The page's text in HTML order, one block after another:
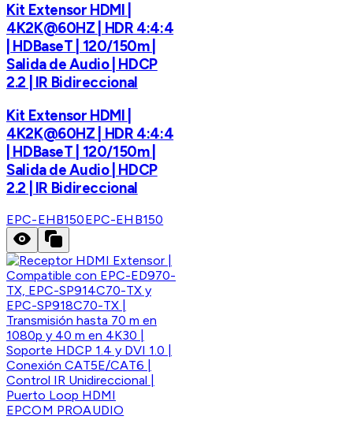
Kit Extensor HDMI |
4K2K@60HZ | HDR 4:4:4
| HDBaseT | 120/150m |
Salida de Audio | HDCP
2.2 | IR Bidireccional
Kit Extensor HDMI |
4K2K@60HZ | HDR 4:4:4
| HDBaseT | 120/150m |
Salida de Audio | HDCP
2.2 | IR Bidireccional
EPC-EHB150EPC-EHB150
EPCOM PROAUDIO